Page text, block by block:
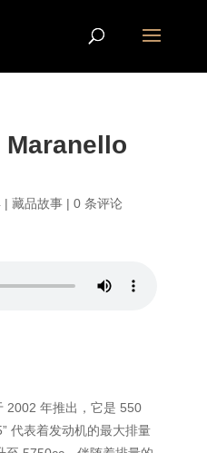
Maranello
| 藏品故事| 0 条评论
2002 年推出，它是 550
代表着发动机的最大排量